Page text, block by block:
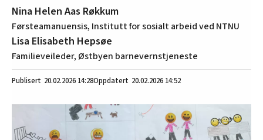
Nina Helen Aas Røkkum
Førsteamanuensis, Institutt for sosialt arbeid ved NTNU
Lisa Elisabeth Hepsøe
Familieveileder, Østbyen barnevernstjeneste
20.02.2026 14:28 20.02.2026 14:52